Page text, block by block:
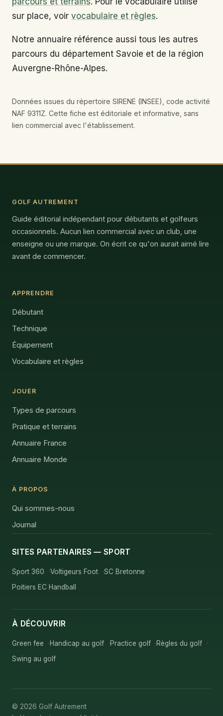
sur place, voir vocabulaire et règles.
Notre annuaire référence aussi tous les autres
parcours du département Savoie et de la région
Auvergne-Rhône-Alpes.
Données issues du répertoire SIRENE (INSEE), code activité
NAF 9311Z. Cette fiche est éditoriale et informative, sans
lien commercial avec l'établissement.
GOLF AUTREMENT
Guide éditorial indépendant pour débutants et golfeurs
occasionnels. Aucun lien commercial avec un club, une
enseigne ou une marque. On écrit ce qu'on aurait aimé lire
avant de commencer.
APPRENDRE
Débutant
Technique
Équipement
Vocabulaire et règles
JOUER
Types de parcours
Pratique et terrains
Annuaire France
Annuaire Monde
À PROPOS
Qui sommes-nous
Journal
SITES PARTENAIRES — SPORT
Sport 360 Voltigeurs Foot
SC Bretonne
Poitiers EC Handball
À DÉCOUVRIR
Green fee Handicap au golf Practice golf
Règles du golf
Swing au golf
© 2026 Golf Autrement